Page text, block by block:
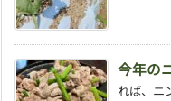
今年の
れば、ニ